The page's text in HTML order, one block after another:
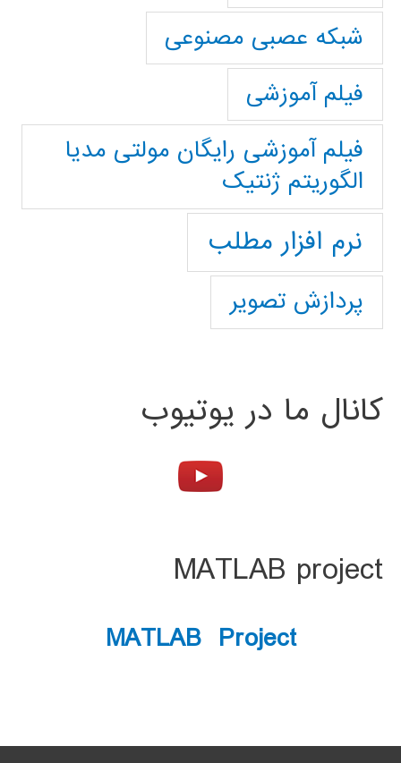
شبکه عصبی مصنوعی
فیلم آموزشی
فیلم آموزشی رایگان مولتی مدیا
الگوریتم ژنتیک
نرم افزار مطلب
پردازش تصویر
کانال ما در یوتیوب
MATLAB project
MATLAB Project